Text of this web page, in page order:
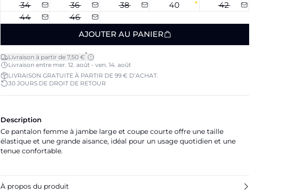
34 36 38 40
42
44
46
AJOUTER AU PANIER
Livraison à partir de 7,50 €*
Livraison entre mer. 12. août - ven. 14. août
LIVRAISON GRATUITE À PARTIR DE 99 € D’ACHAT.
30 JOURS DE DROIT DE RETOUR
Description
Ce pantalon femme à jambe large et coupe courte offre une taille
élastique et une grande aisance, idéal pour un usage quotidien et une
tenue confortable.
À propos du produit